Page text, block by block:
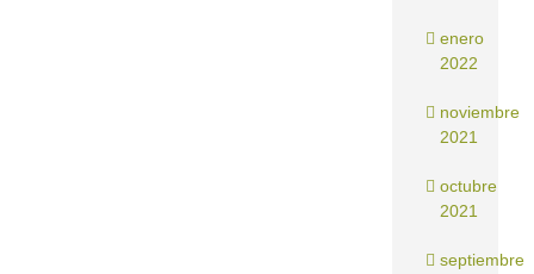
enero
2022
noviembre
2021
octubre
2021
septiembre